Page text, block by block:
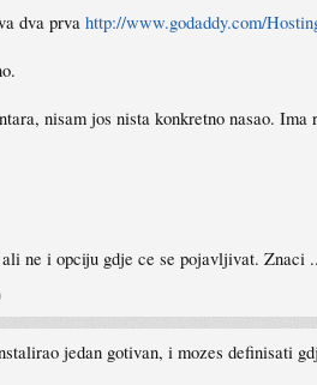
dva prva http://www.godaddy.com/
nisam jos nista konkretno nasao.
ne i opciju gdje ce se pojavljivat. Znaci
jedan gotivan, i mozes definisati